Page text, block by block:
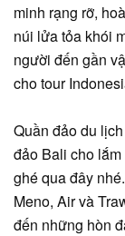
minh rạng rỡ,
núi lửa tỏa khói
người đến gần
cho tour
Quần đảo du
đảo Bali cho
ghé qua đây
Meno, Air và
đến những hòn